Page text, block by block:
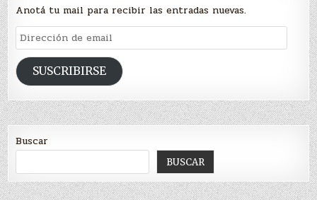
Anotá tu mail para recibir las entradas nuevas.
Dirección
de
emailSUSCRIBIRSE
Buscar
BUSCAR